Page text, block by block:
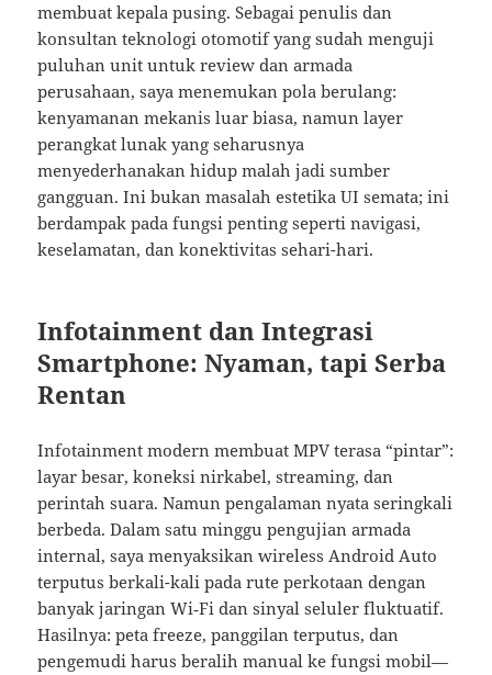
membuat kepala pusing. Sebagai penulis dan
konsultan teknologi otomotif yang sudah menguji
puluhan unit untuk review dan armada
perusahaan, saya menemukan pola berulang:
kenyamanan mekanis luar biasa, namun layer
perangkat lunak yang seharusnya
menyederhanakan hidup malah jadi sumber
gangguan. Ini bukan masalah estetika UI semata; ini
berdampak pada fungsi penting seperti navigasi,
keselamatan, dan konektivitas sehari-hari.
Infotainment dan Integrasi
Smartphone: Nyaman, tapi Serba
Rentan
Infotainment modern membuat MPV terasa “pintar”:
layar besar, koneksi nirkabel, streaming, dan
perintah suara. Namun pengalaman nyata seringkali
berbeda. Dalam satu minggu pengujian armada
internal, saya menyaksikan wireless Android Auto
terputus berkali-kali pada rute perkotaan dengan
banyak jaringan Wi‑Fi dan sinyal seluler fluktuatif.
Hasilnya: peta freeze, panggilan terputus, dan
pengemudi harus beralih manual ke fungsi mobil—